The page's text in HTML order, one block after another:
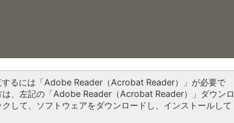
するには「Adobe Reader（Acrobat Reader）」が必要で
は、左記の「Adobe Reader（Acrobat Reader）」ダウンロ
して、ソフトウェアをダウンロードし、インストールして